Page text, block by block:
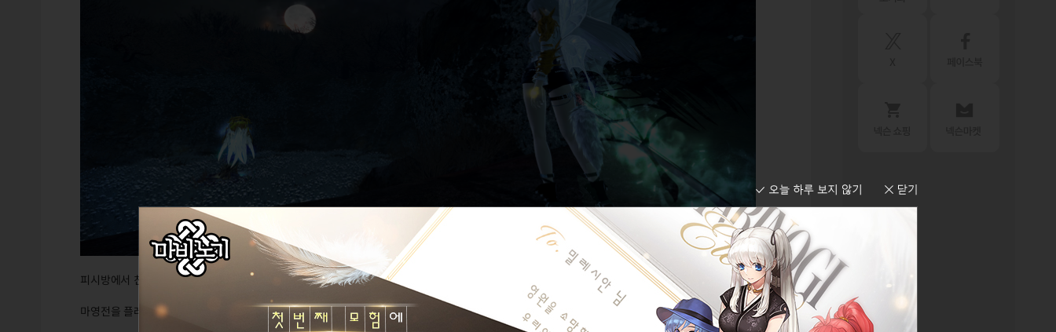
피시방에서 친구가 플레이하던 눈물의 화원 던전이 너무 아름다워서 마영전을 시작했었죠
마영전을 플레이하던 추억을 되새기던 중, 그 기억이 떠올라서 첫 캐릭터였던 아리샤와 함께 오랜만에 눈물의 화원에 다녀왔습니다.